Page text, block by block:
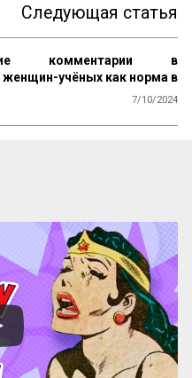
Следующая статья
комментарии в
учёных как норма в
7/10/2024
мог покуситься на проблему,
Морису, из-за
представления о честной
Уотсон. – Во Франции, где
игра», по видимому, не
подобная трудность вовсе
бы. В Соединенных Штатах
и вопроса не
Франклин наиболее
исследова...